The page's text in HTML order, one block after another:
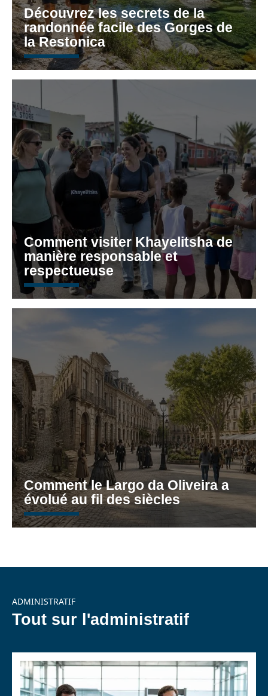
Découvrez les secrets de la
randonnée facile des Gorges de
la Restonica
Comment visiter Khayelitsha de
manière responsable et
respectueuse
Comment le Largo da Oliveira a
évolué au fil des siècles
ADMINISTRATIF
Tout sur l'administratif